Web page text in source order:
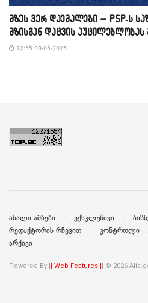
მზეს ვერ დაემალები – PSP-ს
მზისგან დაცვის აუცილებლობას
12:55 08-05-2026
ახალი ამბები ექსკლუზივი
რედაქტორის რჩევით
კონტროლი
არქივი
Powered By | | Web Features | | © 2026